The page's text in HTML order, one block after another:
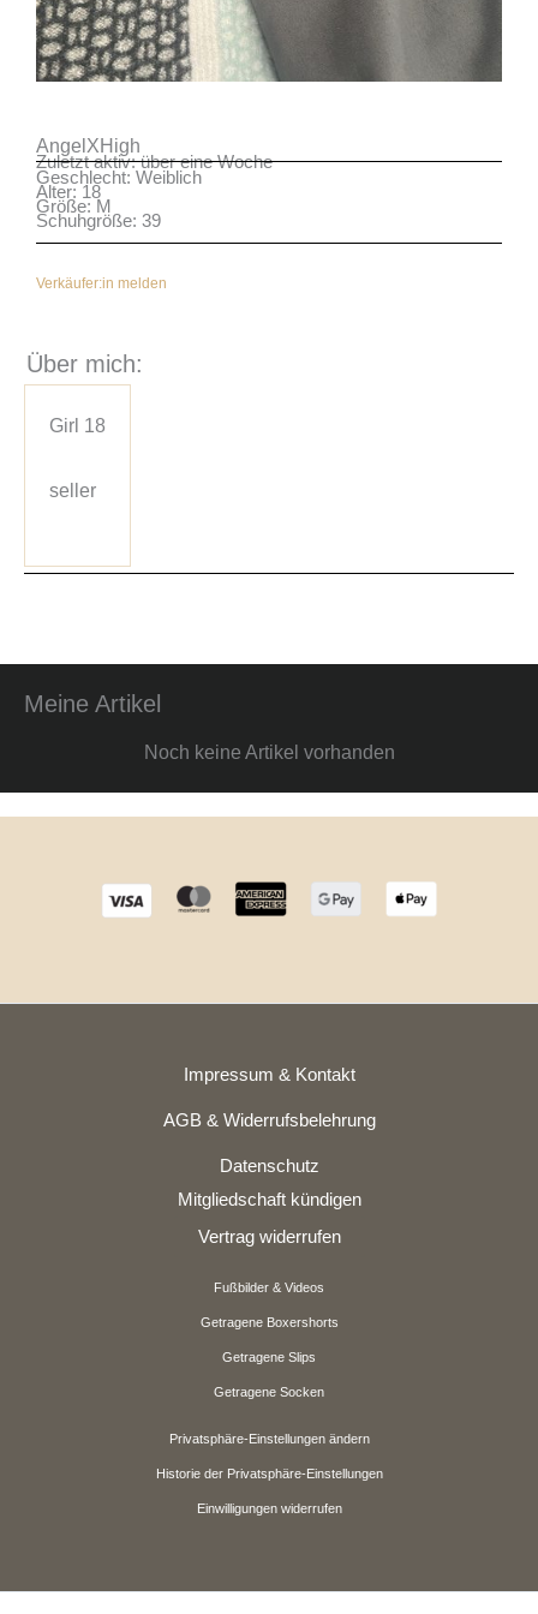
AngelXHigh
Zuletzt aktiv: über eine Woche
Geschlecht: Weiblich
Alter: 18
Größe: M
Schuhgröße: 39
Verkäufer:in melden
Über mich:
Girl 18
seller
Meine Artikel
Noch keine Artikel vorhanden
Impressum & Kontakt
AGB & Widerrufsbelehrung
Datenschutz
Mitgliedschaft kündigen
Vertrag widerrufen
Fußbilder & Videos
Getragene Boxershorts
Getragene Slips
Getragene Socken
Privatsphäre-Einstellungen ändern
Historie der Privatsphäre-Einstellungen
Einwilligungen widerrufen